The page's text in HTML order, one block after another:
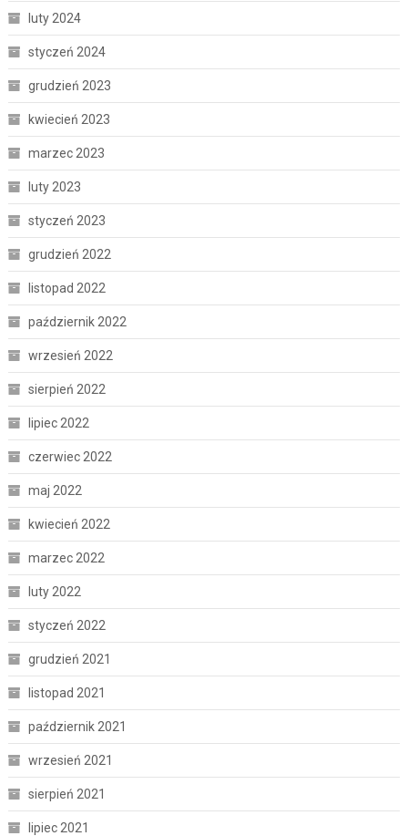
luty 2024
styczeń 2024
grudzień 2023
kwiecień 2023
marzec 2023
luty 2023
styczeń 2023
grudzień 2022
listopad 2022
październik 2022
wrzesień 2022
sierpień 2022
lipiec 2022
czerwiec 2022
maj 2022
kwiecień 2022
marzec 2022
luty 2022
styczeń 2022
grudzień 2021
listopad 2021
październik 2021
wrzesień 2021
sierpień 2021
lipiec 2021